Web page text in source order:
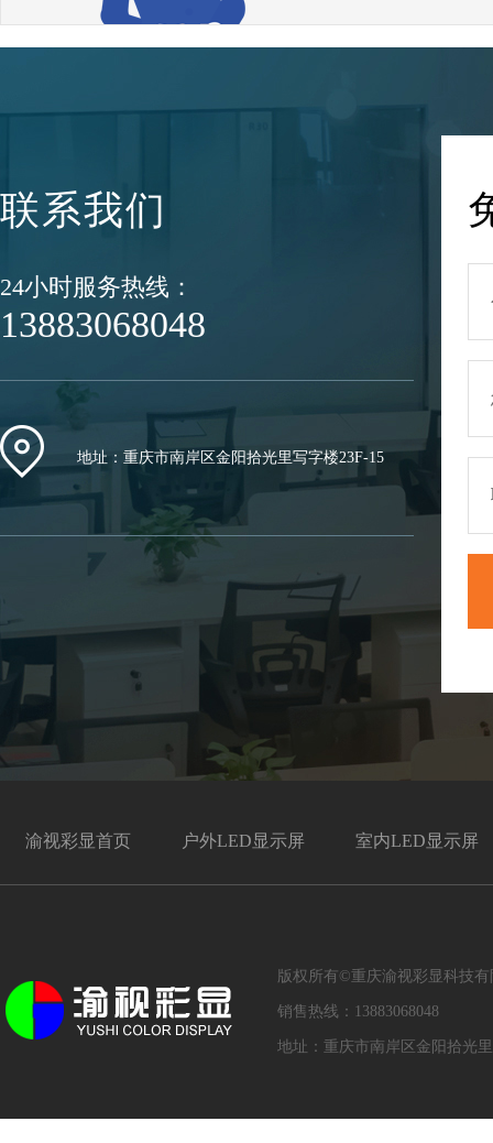
联系我们
24小时服务热线：
13883068048
地址：重庆市南岸区金阳拾光里写字楼23F-15
渝视彩显首页 户外LED显示屏 室内LED显示屏
版权所有©重庆渝视彩显科
销售热线：13883068048
地址：重庆市南岸区金阳拾光